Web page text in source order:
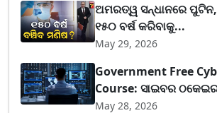
ଅମରତ୍ୱ ସନ୍ଧାନରେ
୧୫୦ ବର୍ଷ କରିବାକୁ...
May 29, 2026
Government Free
Course: ସାଇବର
May 28, 2026